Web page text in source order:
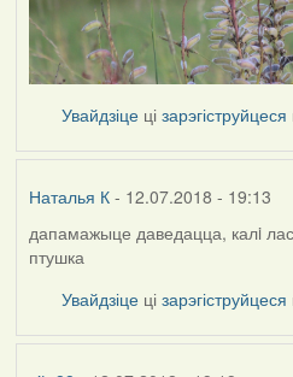
Увайдзіце цізарэгіструйцеся
Наталья К- 12.07.2018 - 19:13
дапамажыце даведацца, калi
птушка
Увайдзіце цізарэгіструйцеся